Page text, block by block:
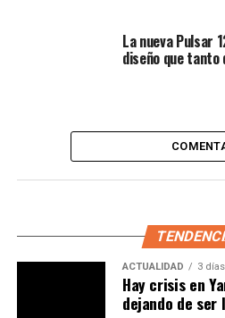
Nuevas gráficas
moderno
V7recibe una
(camuflaje arena),
V7 Specialgana las
Smeraldo(negro
La nueva Pulsar
diseño que tanto
ACTUALIDAD 3
Hay crisis en
dejando de ser